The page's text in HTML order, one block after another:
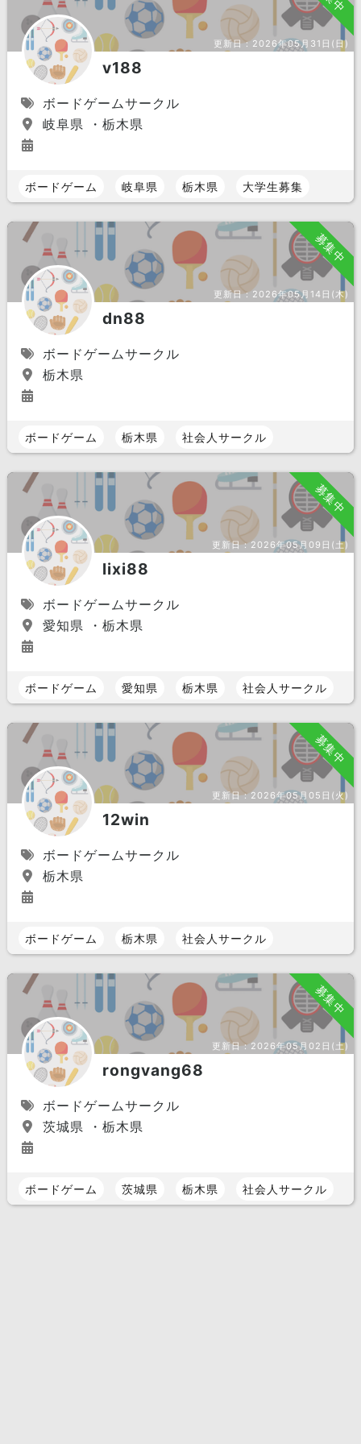
更新日： 2026年05月31日(日)
v188
ボードゲームサークル
岐阜県 ・栃木県
ボードゲーム 岐阜県 栃木県 大学生募集
募集中
更新日： 2026年05月14日(木)
dn88
ボードゲームサークル
栃木県
ボードゲーム 栃木県 社会人サークル
募集中
更新日：2026年05月09日(土)
lixi88
ボードゲームサークル
愛知県 ・栃木県
ボードゲーム 愛知県 栃木県 社会人サークル
募集中
更新日：2026年05月05日(火)
12win
ボードゲームサークル
栃木県
ボードゲーム 栃木県 社会人サークル
募集中
更新日：2026年05月02日(土)
rongvang68
ボードゲームサークル
茨城県 ・栃木県
ボードゲーム 茨城県 栃木県 社会人サークル